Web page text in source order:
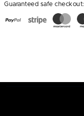
Guaranteed safe checkout: